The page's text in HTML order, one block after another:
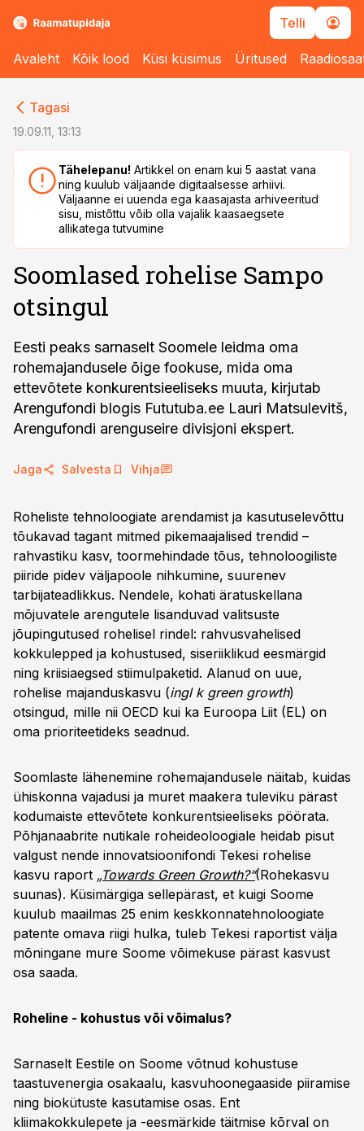
Telli
Avaleht Kõik lood Küsi küsimus Üritused
Tagasi
19.09.11, 13:13
Tähelepanu! Artikkel on enam kui 5 aastat vana
ning kuulub väljaande digitaalsesse arhiivi.
Väljaanne ei uuenda ega kaasajasta arhiveeritud
sisu, mistõttu võib olla vajalik kaasaegsete
allikatega tutvumine
Soomlased rohelise Sampo
otsingul
Eesti peaks sarnaselt Soomele leidma oma
rohemajandusele õige fookuse, mida oma
ettevõtete konkurentsieeliseks muuta, kirjutab
Arengufondi blogis Fututuba.ee Lauri Matsulevitš,
Arengufondi arenguseire divisjoni ekspert.
Jaga Salvesta Vihja
Roheliste tehnoloogiate arendamist ja kasutuselevõttu
tõukavad tagant mitmed pikemaajalised trendid –
rahvastiku kasv, toormehindade tõus, tehnoloogiliste
piiride pidev väljapoole nihkumine, suurenev
tarbijateadlikkus. Nendele, kohati äratuskellana
mõjuvatele arengutele lisanduvad valitsuste
jõupingutused rohelisel rindel: rahvusvahelised
kokkulepped ja kohustused, siseriiklikud eesmärgid
ning kriisiaegsed stiimulpaketid. Alanud on uue,
rohelise majanduskasvu (ingl k green growth)
otsingud, mille nii OECD kui ka Euroopa Liit (EL) on
oma prioriteetideks seadnud.
Soomlaste lähenemine rohemajandusele näitab, kuidas
ühiskonna vajadusi ja muret maakera tuleviku pärast
kodumaiste ettevõtete konkurentsieeliseks pöörata.
Põhjanaabrite nutikale roheideoloogiale heidab pisut
valgust nende innovatsioonifondi Tekesi rohelise
kasvu raport „Towards Green Growth?“(Rohekasvu
suunas). Küsimärgiga sellepärast, et kuigi Soome
kuulub maailmas 25 enim keskkonnatehnoloogiate
patente omava riigi hulka, tuleb Tekesi raportist välja
mõningane mure Soome võimekuse pärast kasvust
osa saada.
Roheline - kohustus või võimalus?
Sarnaselt Eestile on Soome võtnud kohustuse
taastuvenergia osakaalu, kasvuhoonegaaside piiramise
ning biokütuste kasutamise osas. Ent
kliimakokkulepete ja -eesmärkide täitmise kõrval on